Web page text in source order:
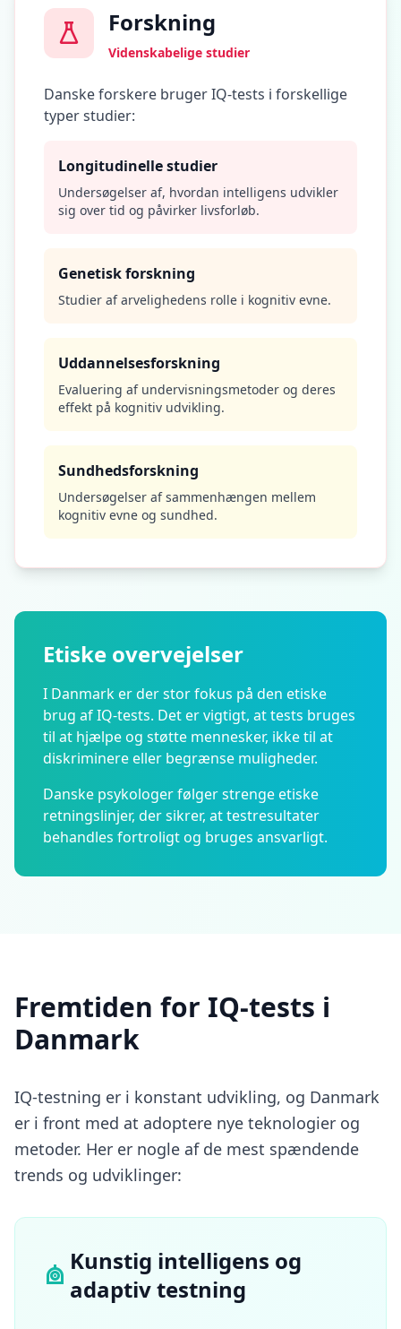
Forskning
Videnskabelige studier
Danske forskere bruger IQ-tests i forskellige
typer studier:
Longitudinelle studier
Undersøgelser af, hvordan intelligens udvikler
sig over tid og påvirker livsforløb.
Genetisk forskning
Studier af arvelighedens rolle i kognitiv evne.
Uddannelsesforskning
Evaluering af undervisningsmetoder og deres
effekt på kognitiv udvikling.
Sundhedsforskning
Undersøgelser af sammenhængen mellem
kognitiv evne og sundhed.
Etiske overvejelser
I Danmark er der stor fokus på den etiske
brug af IQ-tests. Det er vigtigt, at tests bruges
til at hjælpe og støtte mennesker, ikke til at
diskriminere eller begrænse muligheder.
Danske psykologer følger strenge etiske
retningslinjer, der sikrer, at testresultater
behandles fortroligt og bruges ansvarligt.
Fremtiden for IQ-tests i
Danmark
IQ-testning er i konstant udvikling, og Danmark
er i front med at adoptere nye teknologier og
metoder. Her er nogle af de mest spændende
trends og udviklinger:
Kunstig intelligens og
adaptiv testning